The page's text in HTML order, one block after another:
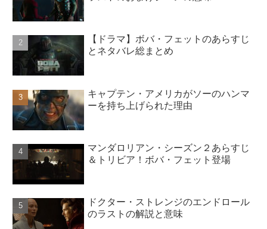
【ドラマ】ボバ・フェットのあらすじ
とネタバレ総まとめ
キャプテン・アメリカがソーのハンマ
ーを持ち上げられた理由
マンダロリアン・シーズン２あらすじ
＆トリビア！ボバ・フェット登場
ドクター・ストレンジのエンドロール
のラストの解説と意味